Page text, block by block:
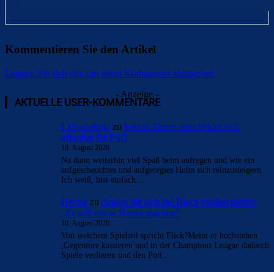
Kommentieren Sie den Artikel
Loggen Sie sich ein, um einen Kommentar abzugeben
- Anzeige -
AKTUELLE USER-KOMMENTARE
LaFuriaRoja zu Ferran Torres entscheidet sich
offenbar für PSG
10. August 2026
Na dann weiterhin viel Spaß beim aufregen und wie ein
aufgescheuchtes und aufgeregtes Huhn sich reinzusteigern.
Ich weiß, bist einfach…
Hectorzu Araújo hat sich bei Barça verabschiedet:
„Er will etwas Neues machen“
10. August 2026
Von welchem Spielstil spricht Flick?Meint er hochstehen
,Gegentore kassieren und in der Champions League dadurch
Spiele verlieren und den Pott…